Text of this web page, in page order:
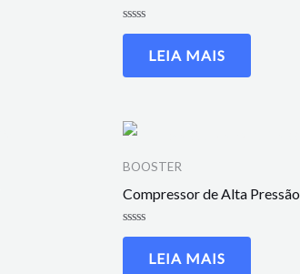
Avaliação
LEIA MAIS
BOOSTER
Compressor de Alta Pressão
Avaliação
LEIA MAIS